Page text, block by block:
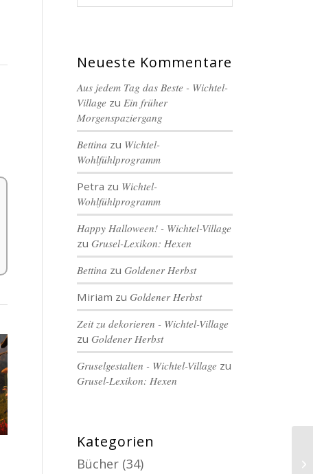
Neueste Kommentare
Aus jedem Tag das Beste - Wichtel-
Village zu Ein früher
Morgenspaziergang
Bettina zu Wichtel-
Wohlfühlprogramm
Petra zu Wichtel-
Wohlfühlprogramm
Happy Halloween! - Wichtel-Village
zuGrusel-Lexikon: Hexen
Bettina zuGoldener Herbst
Miriam zuGoldener Herbst
Zeit zu dekorieren - Wichtel-Village
zuGoldener Herbst
Gruselgestalten - Wichtel-Village zu
Grusel-Lexikon: Hexen
Kategorien
Bücher (34)